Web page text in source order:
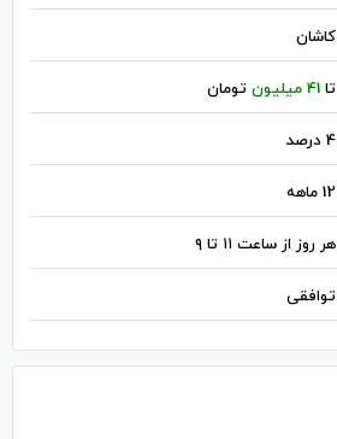
كاشان
تا41 میلیون تومان
4 درصد
12 ماهه
هر روز از ساعت ۱۱ تا ۹
توافقی